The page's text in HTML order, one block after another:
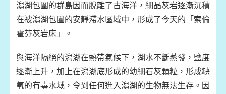
潟湖包圍的群島因而脫離了古海洋，細晶灰岩逐漸沉積
在被潟湖包圍的安靜滯水區域中，形成了今天的「索倫
霍芬灰岩床」。
與海洋隔絕的潟湖在熱帶氣候下，湖水不斷蒸發，鹽度
逐漸上升，加上在潟湖底形成的幼細石灰顆粒，形成缺
氧的有毒水域，令到任何進入潟湖的生物無法生存。因